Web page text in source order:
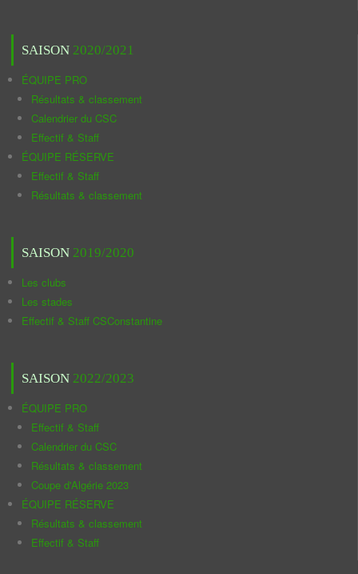
SAISON 2020/2021
ÉQUIPE PRO
Résultats & classement
Calendrier du CSC
Effectif & Staff
ÉQUIPE RÉSERVE
Effectif & Staff
Résultats & classement
SAISON 2019/2020
Les clubs
Les stades
Effectif & Staff CSConstantine
SAISON 2022/2023
ÉQUIPE PRO
Effectif & Staff
Calendrier du CSC
Résultats & classement
Coupe d'Algérie 2023
ÉQUIPE RÉSERVE
Résultats & classement
Effectif & Staff